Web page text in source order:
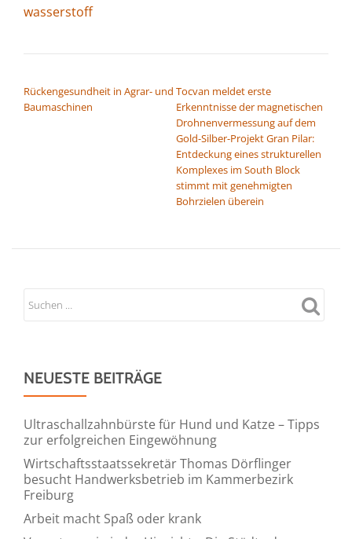
wasserstoff
Rückengesundheit in Agrar- und
Baumaschinen
Tocvan meldet erste
Erkenntnisse der magnetischen
Drohnenvermessung auf dem
Gold-Silber-Projekt Gran Pilar:
Entdeckung eines strukturellen
Komplexes im South Block
stimmt mit genehmigten
Bohrzielen überein
NEUESTE BEITRÄGE
Ultraschallzahnbürste für Hund und Katze – Tipps
zur erfolgreichen Eingewöhnung
Wirtschaftsstaatssekretär Thomas Dörflinger
besucht Handwerksbetrieb im Kammerbezirk
Freiburg
Arbeit macht Spaß oder krank